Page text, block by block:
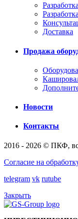
Доставка
Продажа
Новости
Контакты
2016 - 2026 © ПКФ,
Согласие на
telegram vk rutube
Закрыть